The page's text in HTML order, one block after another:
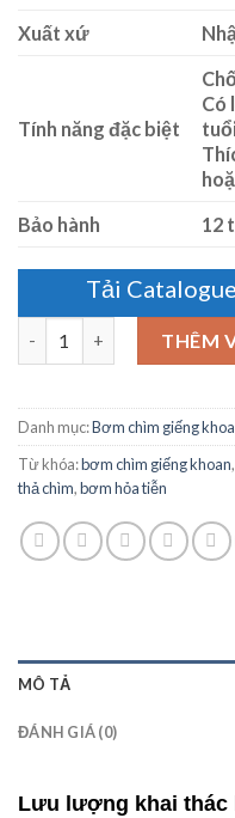
Xuất xứ
Tính năng đặc biệt
Có
Bảo hành
12
Tải Catalogue
THÊM
Danh mục:Bơm chìm giếng
Từ khóa:bơm chìm giếng khoan,
thả chìm,bơm hỏa tiễn
MÔ TẢ
ĐÁNH GIÁ (0)
Lưu lượng khai thác